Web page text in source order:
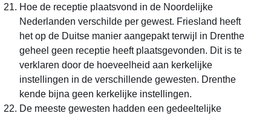
Hoe de receptie plaatsvond in de Noordelijke
Nederlanden verschilde per gewest. Friesland heeft
het op de Duitse manier aangepakt terwijl in Drenthe
geheel geen receptie heeft plaatsgevonden. Dit is te
verklaren door de hoeveelheid aan kerkelijke
instellingen in de verschillende gewesten. Drenthe
kende bijna geen kerkelijke instellingen.
De meeste gewesten hadden een gedeeltelijke